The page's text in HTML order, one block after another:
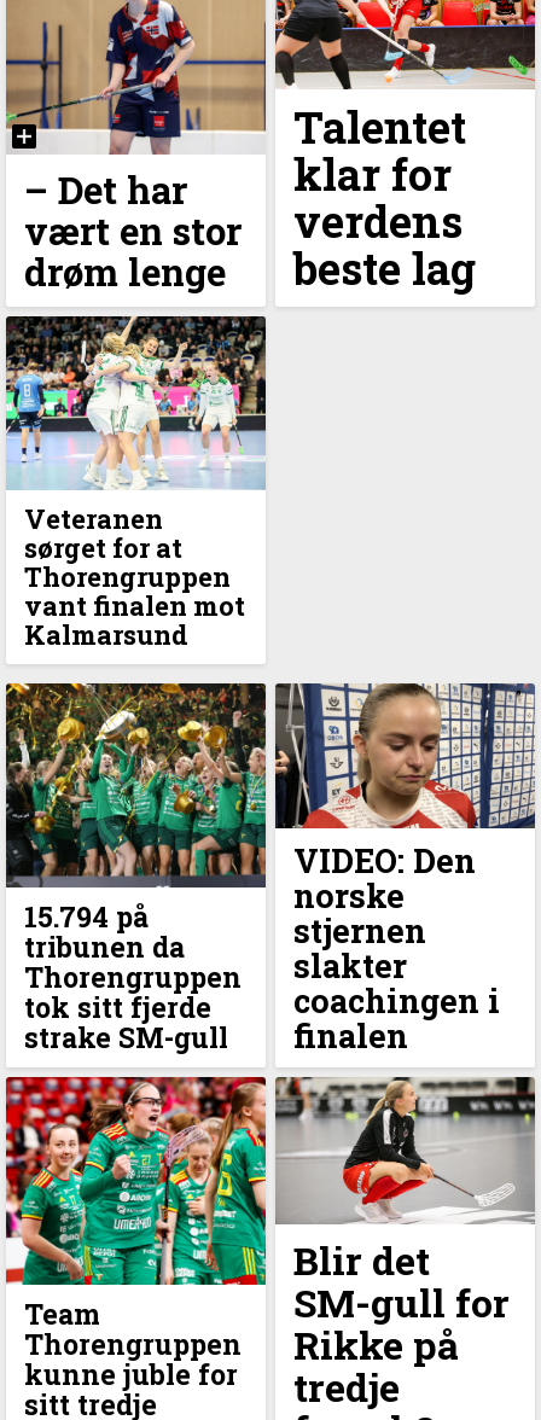
–⁠ Det har
vært en stor
drøm lenge
Talentet
klar for
verdens
beste lag
Veteranen
sørget for at
Thorengruppen
vant finalen mot
Kalmarsund
15.794 på
tribunen da
Thorengruppen
tok sitt fjerde
strake SM-gull
VIDEO: Den
norske
stjernen
slakter
coachingen i
finalen
Team
Thorengruppen
kunne juble for
sitt tredje
Blir det
SM-gull for
Rikke på
tredje